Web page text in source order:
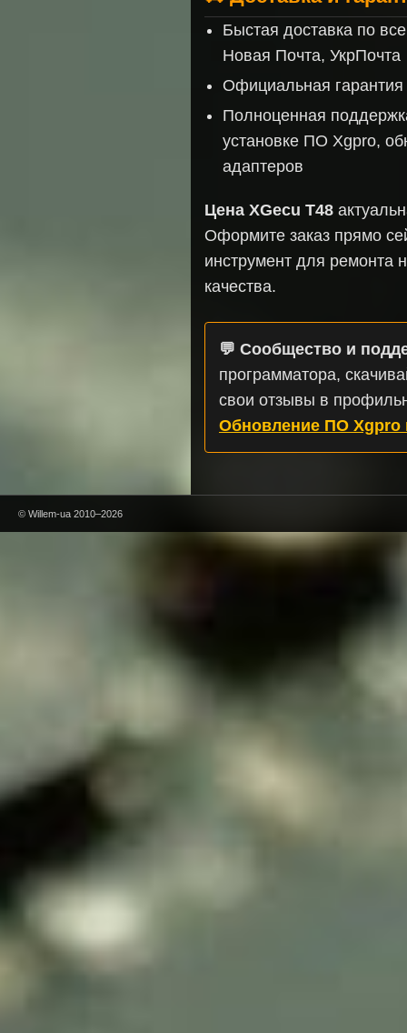
Быстая доставка по
Новая Почта, УкрПочта
Официальная гарантия
Полноценная
установке ПО Xgpro,
адаптеров
Цена XGecu T48
Оформите заказ прямо
инструмент для ремонта
качества.
💬 Сообщество и
программатора,
свои отзывы в
Обновление ПО Xgpro
© Willem-ua 2010–2026